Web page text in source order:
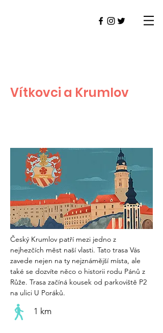
Vítkovci a Krumlov
Český Krumlov patří mezi jedno z
nejhezčích měst naší vlasti. Tato trasa Vás
zavede nejen na ty nejznámější místa, ale
také se dozvíte něco o historii rodu Pánů z
Růže. Trasa začíná kousek od parkoviště P2
na ulici U Poráků.
1 km